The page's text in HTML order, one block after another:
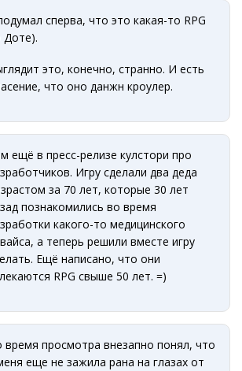
сперва, что это какая-то RPG
Доте).
это, конечно, странно. И есть
что оно данжн кроулер.
ещё в пресс-релизе кулстори про
Игру сделали два деда
за 70 лет, которые 30 лет
познакомились во время
какого-то медицинского
а теперь решили вместе игру
Ещё написано, что они
RPG свыше 50 лет. =)
время просмотра внезапно понял, что
еще не зажила рана на глазах от